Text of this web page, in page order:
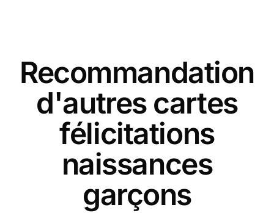
Recommandation
d'autres cartes
félicitations
naissances
garçons